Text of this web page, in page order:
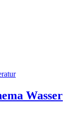
Wasser